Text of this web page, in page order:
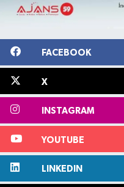
FACEBOOK
X
INSTAGRAM
YOUTUBE
LINKEDIN